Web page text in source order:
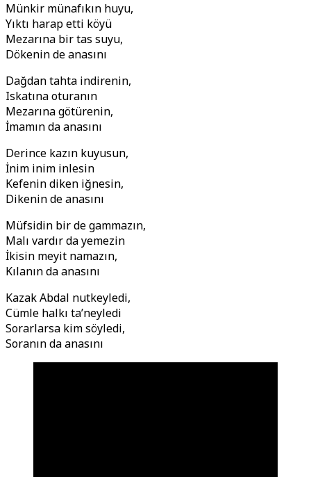
Münkir münafıkın huyu,
Yıktı harap etti köyü
Mezarına bir tas suyu,
Dökenin de anasını
Dağdan tahta indirenin,
Iskatına oturanın
Mezarına götürenin,
İmamın da anasını
Derince kazın kuyusun,
İnim inim inlesin
Kefenin diken iğnesin,
Dikenin de anasını
Müfsidin bir de gammazın,
Malı vardır da yemezin
İkisin meyit namazın,
Kılanın da anasını
Kazak Abdal nutkeyledi,
Cümle halkı ta’neyledi
Sorarlarsa kim söyledi,
Soranın da anasını